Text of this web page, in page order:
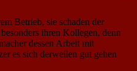
Betrieb, sie schaden der
ihren Kollegen, denn
dessen Arbeit mit
es sich derweilen gut gehen